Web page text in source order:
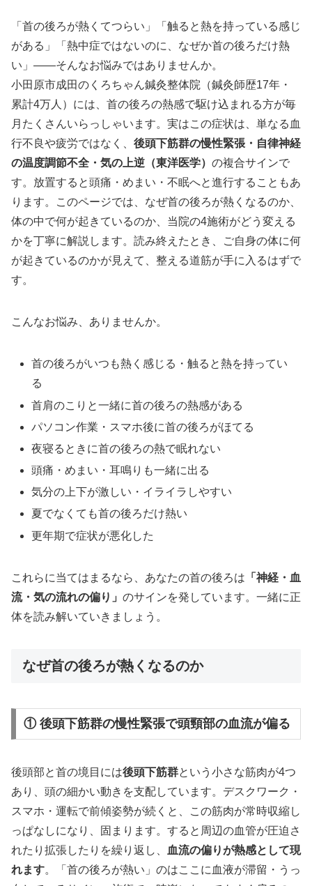
「首の後ろが熱くてつらい」「触ると熱を持っている感じ
がある」「熱中症ではないのに、なぜか首の後ろだけ熱
い」——そんなお悩みではありませんか。
小田原市成田のくろちゃん鍼灸整体院（鍼灸師歴17年・
累計4万人）には、首の後ろの熱感で駆け込まれる方が毎
月たくさんいらっしゃいます。実はこの症状は、単なる血
行不良や疲労ではなく、 後頭下筋群の慢性緊張・自律神経
の温度調節不全・気の上逆（東洋医学） の複合サインで
す。放置すると頭痛・めまい・不眠へと進行することもあ
ります。このページでは、なぜ首の後ろが熱くなるのか、
体の中で何が起きているのか、当院の4施術がどう変える
かを丁寧に解説します。読み終えたとき、ご自身の体に何
が起きているのかが見えて、整える道筋が手に入るはずで
す。
こんなお悩み、ありませんか。
首の後ろがいつも熱く感じる・触ると熱を持ってい
る
首肩のこりと一緒に首の後ろの熱感がある
パソコン作業・スマホ後に首の後ろがほてる
夜寝るときに首の後ろの熱で眠れない
頭痛・めまい・耳鳴りも一緒に出る
気分の上下が激しい・イライラしやすい
夏でなくても首の後ろだけ熱い
更年期で症状が悪化した
これらに当てはまるなら、あなたの首の後ろは 「神経・血
流・気の流れの偏り」 のサインを発しています。一緒に正
体を読み解いていきましょう。
なぜ首の後ろが熱くなるのか
① 後頭下筋群の慢性緊張で頭頸部の血流が偏る
後頭部と首の境目には後頭下筋群という小さな筋肉が4つ
あり、頭の細かい動きを支配しています。デスクワーク・
スマホ・運転で前傾姿勢が続くと、この筋肉が常時収縮し
っぱなしになり、固まります。すると周辺の血管が圧迫さ
れたり拡張したりを繰り返し、
血流の偏りが熱感として現
れます。「首の後ろが熱い」のはここに血液が滞留・うっ